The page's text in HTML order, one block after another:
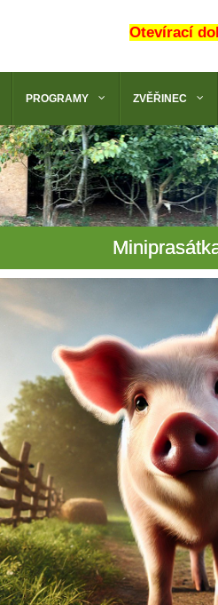
Otevírací
PROGRAMY ZVĚŘINEC